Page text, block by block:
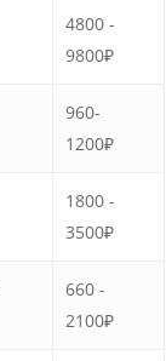
4800 -
9800₽
960-
1200₽
1800 -
3500₽
660 -
2100₽